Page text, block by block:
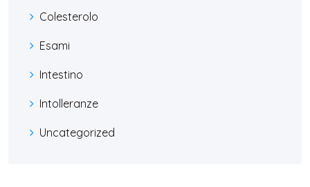
Colesterolo
Esami
Intestino
Intolleranze
Uncategorized